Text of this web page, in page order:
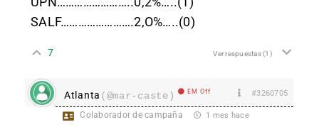
SALF…………………….2,O%…..(0)
7 Ver respuestas(1)
Atlanta (@mar-caste) EM Off #3260705
Colaborador de campaña 1 mes hace